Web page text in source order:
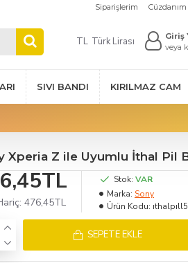
Siparişlerim Cüzdanım
TL Türk Lirası
Giriş
veya
SIVI BANDI KIRILMAZ CAM
Xperia Z ile Uyumlu İthal Pil
476,45TL
Stok: VAR
Marka: Sony
Ürün Kodu:
SEPETE EKLE